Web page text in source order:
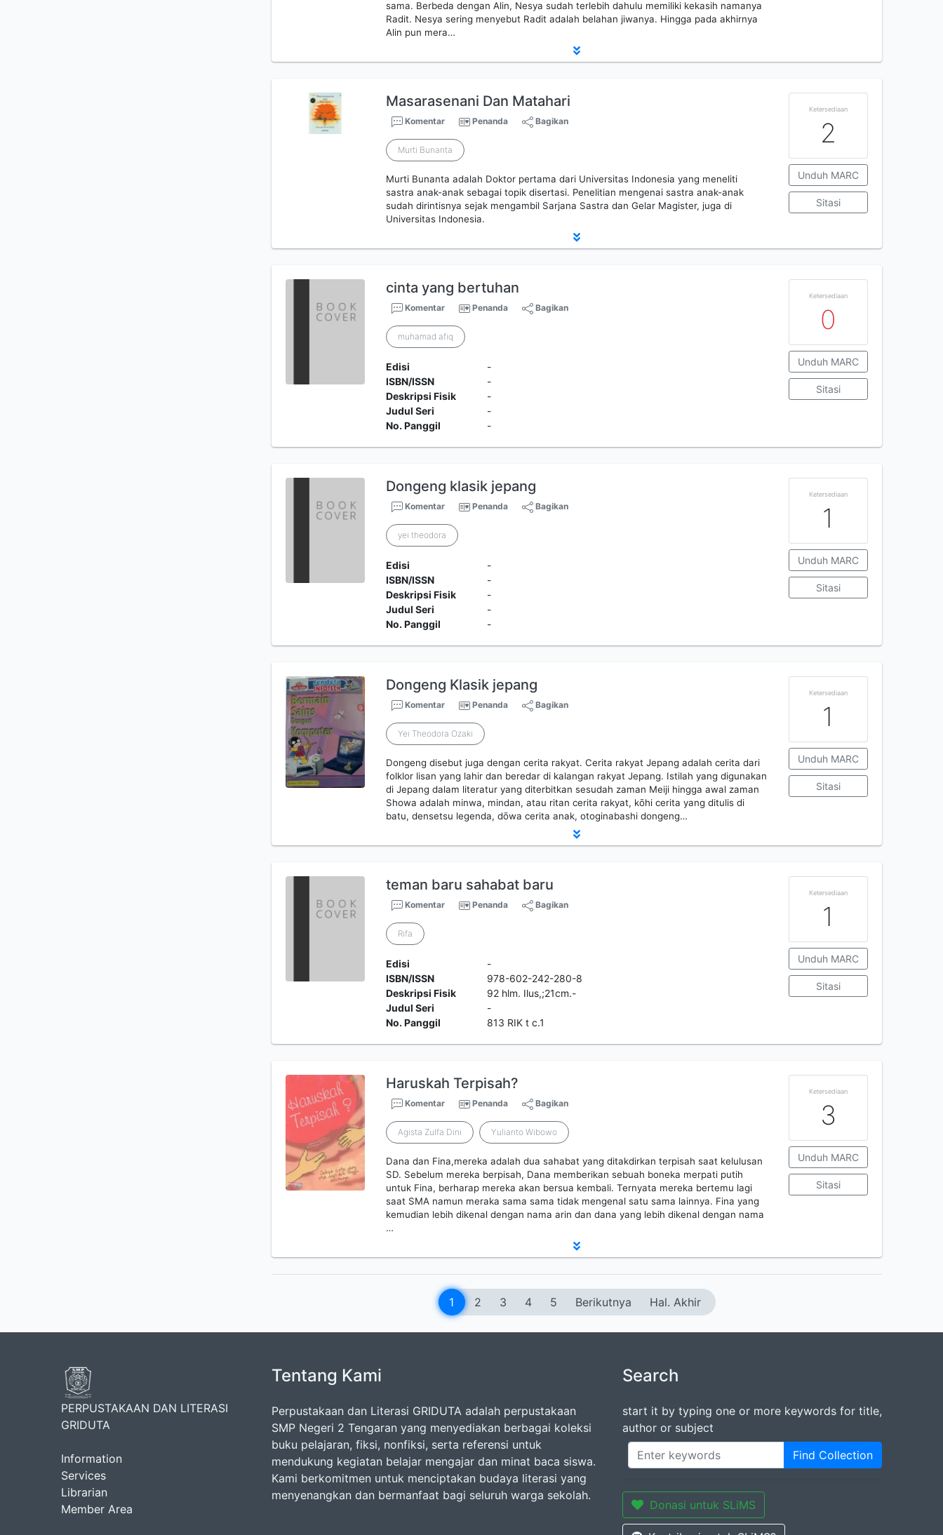
sama. Berbeda dengan Alin, Nesya sudah terlebih dahulu memiliki kekasih namanya
Radit. Nesya sering menyebut Radit adalah belahan jiwanya. Hingga pada akhirnya
Alin pun mera…
Masarasenani Dan Matahari
Komentar Penanda Bagikan
Murti Bunanta
Murti Bunanta adalah Doktor pertama dari Universitas Indonesia yang meneliti
sastra anak-anak sebagai topik disertasi. Penelitian mengenai sastra anak-anak
sudah dirintisnya sejak mengambil Sarjana Sastra dan Gelar Magister, juga di
Universitas Indonesia.
Ketersediaan
2
Unduh MARC
Sitasi
cinta yang bertuhan
Komentar Penanda Bagikan
muhamad afiq
Edisi
-
ISBN/ISSN
-
Deskripsi Fisik
-
Judul Seri
-
No. Panggil
-
Ketersediaan
0
Unduh MARC
Sitasi
Dongeng klasik jepang
Komentar Penanda Bagikan
yei theodora
Edisi
-
ISBN/ISSN
-
Deskripsi Fisik
-
Judul Seri
-
No. Panggil
-
Ketersediaan
1
Unduh MARC
Sitasi
Dongeng Klasik jepang
Komentar Penanda Bagikan
Yei Theodora Ozaki
Dongeng disebut juga dengan cerita rakyat. Cerita rakyat Jepang adalah cerita dari
folklor lisan yang lahir dan beredar di kalangan rakyat Jepang. Istilah yang digunakan
di Jepang dalam literatur yang diterbitkan sesudah zaman Meiji hingga awal zaman
Showa adalah minwa, mindan, atau ritan cerita rakyat, kōhi cerita yang ditulis di
batu, densetsu legenda, dōwa cerita anak, otoginabashi dongeng…
Ketersediaan
1
Unduh MARC
Sitasi
teman baru sahabat baru
Komentar Penanda Bagikan
Rifa
Edisi
-
ISBN/ISSN
978-602-242-280-8
Deskripsi Fisik
92 hlm. Ilus,;21cm.-
Judul Seri
-
No. Panggil
813 RIK t c.1
Ketersediaan
1
Unduh MARC
Sitasi
Haruskah Terpisah?
Komentar Penanda Bagikan
Agista Zulfa Dini Yulianto Wibowo
Dana dan Fina,mereka adalah dua sahabat yang ditakdirkan terpisah saat kelulusan
SD. Sebelum mereka berpisah, Dana memberikan sebuah boneka merpati putih
untuk Fina, berharap mereka akan bersua kembali. Ternyata mereka bertemu lagi
saat SMA namun meraka sama sama tidak mengenal satu sama lainnya. Fina yang
kemudian lebih dikenal dengan nama arin dan dana yang lebih dikenal dengan nama
…
Ketersediaan
3
Unduh MARC
Sitasi
1 2 3 4 5 Berikutnya Hal. Akhir
PERPUSTAKAAN DAN LITERASI
GRIDUTA
Information
Services
Librarian
Member Area
Tentang Kami
Perpustakaan dan Literasi GRIDUTA adalah perpustakaan
SMP Negeri 2 Tengaran yang menyediakan berbagai koleksi
buku pelajaran, fiksi, nonfiksi, serta referensi untuk
mendukung kegiatan belajar mengajar dan minat baca siswa.
Kami berkomitmen untuk menciptakan budaya literasi yang
menyenangkan dan bermanfaat bagi seluruh warga sekolah.
Search
start it by typing one or more keywords for title,
author or subject
Find Collection
Donasi untuk SLiMS